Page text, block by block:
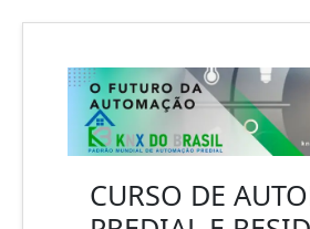
CURSO DE